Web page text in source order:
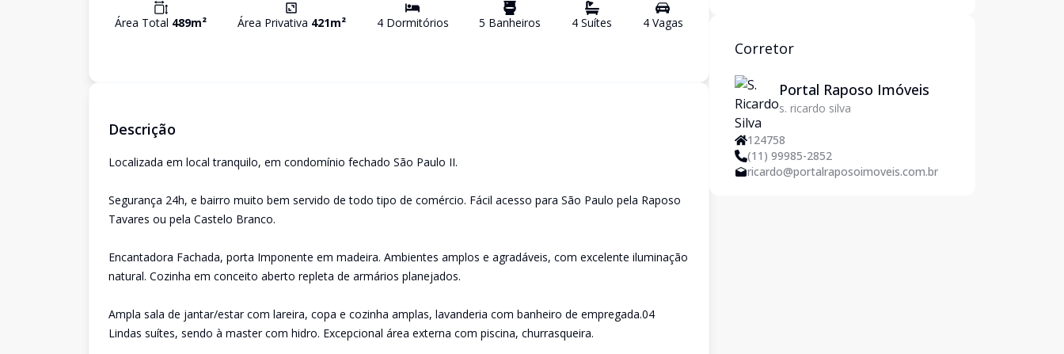
Área Total 489m² Área Privativa 421m² 4Dormitórios 5 Banheiros 4 Suítes 4Vagas
Descrição
Localizada em local tranquilo, em condomínio fechado São Paulo II.
Segurança 24h, e bairro muito bem servido de todo tipo de comércio. Fácil acesso para São Paulo pela Raposo
Tavares ou pela Castelo Branco.
Encantadora Fachada, porta Imponente em madeira. Ambientes amplos e agradáveis, com excelente iluminação
natural. Cozinha em conceito aberto repleta de armários planejados.
Ampla sala de jantar/estar com lareira, copa e cozinha amplas, lavanderia com banheiro de empregada.04
Lindas suítes, sendo à master com hidro. Excepcional área externa com piscina, churrasqueira.
Corretor
Portal Raposo Imóveis
s. ricardo silva
124758
(11) 99985-2852
ricardo@portalraposoimoveis.com.br